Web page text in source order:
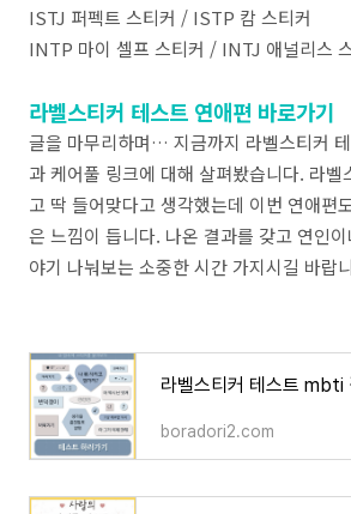
ISTJ 퍼펙트 스티커 / ISTP 캄 스티커
INTP 마이 셀프 스티커 / INTJ 애널리스
라벨스티커 테스트 연애편 바로가기
글을 마무리하며… 지금까지 라벨스티커
과 케어풀 링크에 대해 살펴봤습니다. 라벨
고 딱 들어맞다고 생각했는데 이번 연애편
은 느낌이 듭니다. 나온 결과를 갖고 연인
야기 나눠보는 소중한 시간 가지시길 바랍
boradori2.com